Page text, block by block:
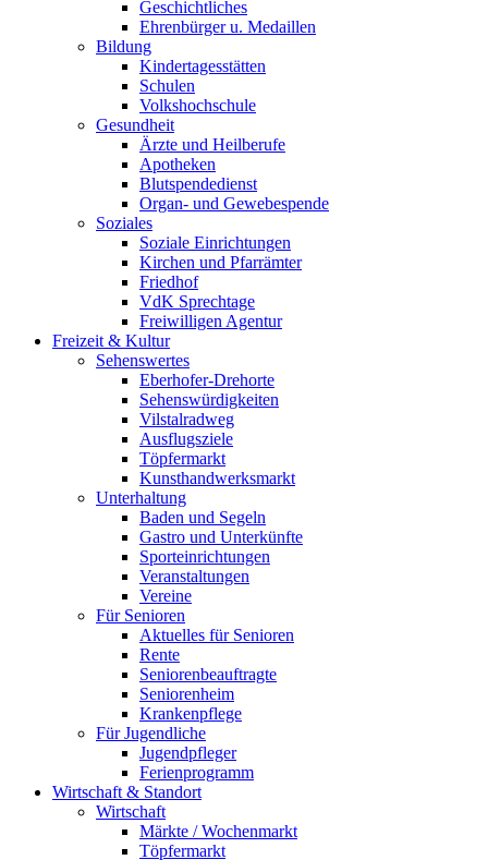
Geschichtliches
Ehrenbürger u. Medaillen
Bildung
Kindertagesstätten
Schulen
Volkshochschule
Gesundheit
Ärzte und Heilberufe
Apotheken
Blutspendedienst
Organ- und Gewebespende
Soziales
Soziale Einrichtungen
Kirchen und Pfarrämter
Friedhof
VdK Sprechtage
Freiwilligen Agentur
Freizeit & Kultur
Sehenswertes
Eberhofer-Drehorte
Sehenswürdigkeiten
Vilstalradweg
Ausflugsziele
Töpfermarkt
Kunsthandwerksmarkt
Unterhaltung
Baden und Segeln
Gastro und Unterkünfte
Sporteinrichtungen
Veranstaltungen
Vereine
Für Senioren
Aktuelles für Senioren
Rente
Seniorenbeauftragte
Seniorenheim
Krankenpflege
Für Jugendliche
Jugendpfleger
Ferienprogramm
Wirtschaft & Standort
Wirtschaft
Märkte / Wochenmarkt
Töpfermarkt